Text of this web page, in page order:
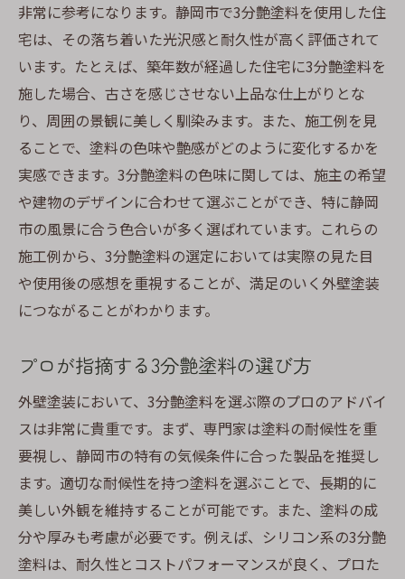
非常に参考になります。静岡市で3分艶塗料を使用した住
宅は、その落ち着いた光沢感と耐久性が高く評価されて
います。たとえば、築年数が経過した住宅に3分艶塗料を
施した場合、古さを感じさせない上品な仕上がりとな
り、周囲の景観に美しく馴染みます。また、施工例を見
ることで、塗料の色味や艶感がどのように変化するかを
実感できます。3分艶塗料の色味に関しては、施主の希望
や建物のデザインに合わせて選ぶことができ、特に静岡
市の風景に合う色合いが多く選ばれています。これらの
施工例から、3分艶塗料の選定においては実際の見た目
や使用後の感想を重視することが、満足のいく外壁塗装
につながることがわかります。
プロが指摘する3分艶塗料の選び方
外壁塗装において、3分艶塗料を選ぶ際のプロのアドバイ
スは非常に貴重です。まず、専門家は塗料の耐候性を重
要視し、静岡市の特有の気候条件に合った製品を推奨し
ます。適切な耐候性を持つ塗料を選ぶことで、長期的に
美しい外観を維持することが可能です。また、塗料の成
分や厚みも考慮が必要です。例えば、シリコン系の3分艶
塗料は、耐久性とコストパフォーマンスが良く、プロた